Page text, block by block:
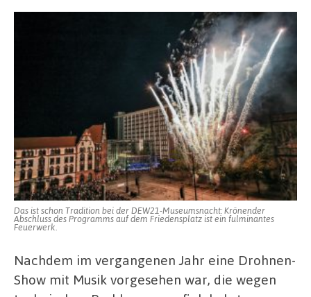
Das ist schon Tradition bei der DEW21-Museumsnacht: Krönender
Abschluss des Programms auf dem Friedensplatz ist ein fulminantes
Feuerwerk.
Nachdem im vergangenen Jahr eine Drohnen-
Show mit Musik vorgesehen war, die wegen